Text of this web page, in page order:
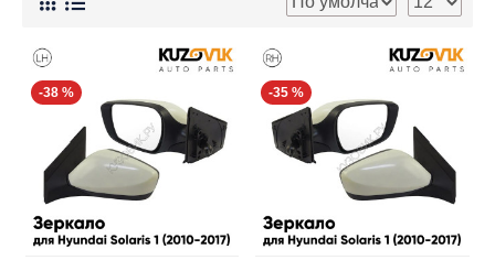
-38 % -35 %